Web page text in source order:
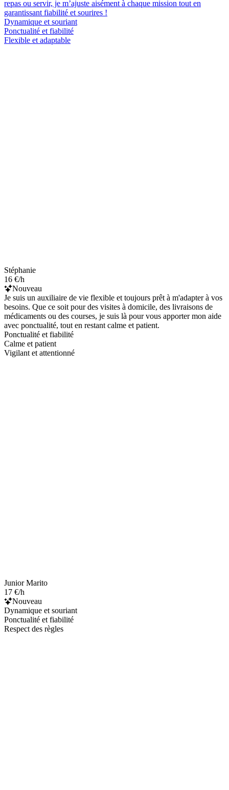
repas ou servir, je m’ajuste aisément à chaque mission tout en
garantissant fiabilité et sourires !
Dynamique et souriant
Ponctualité et fiabilité
Flexible et adaptable
Stéphanie
16 €/h
Nouveau
Je suis un auxiliaire de vie flexible et toujours prêt à m'adapter à vos
besoins. Que ce soit pour des visites à domicile, des livraisons de
médicaments ou des courses, je suis là pour vous apporter mon aide
avec ponctualité, tout en restant calme et patient.
Ponctualité et fiabilité
Calme et patient
Vigilant et attentionné
Junior Marito
17 €/h
Nouveau
Dynamique et souriant
Ponctualité et fiabilité
Respect des règles